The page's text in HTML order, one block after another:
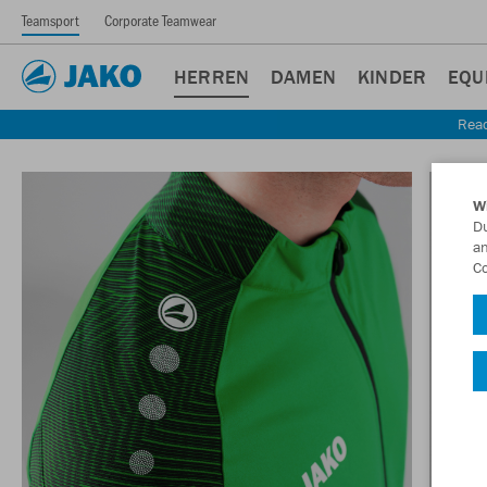
Teamsport Corporate Teamwear
HERREN DAMEN KINDER